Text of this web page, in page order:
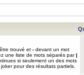
trouvé et - devant un mot
une liste de mots séparés par|
si seulement un des mots
pour des résultats partiels.